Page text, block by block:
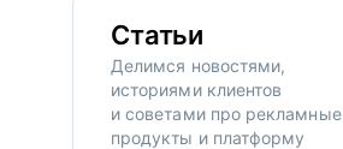
Статьи
Делимся новостями,
историями клиентов
и советами про рекламные
продукты и платформу